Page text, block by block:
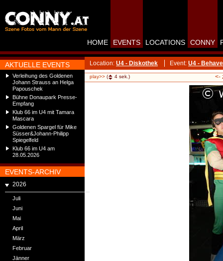
AKTUELLE EVENTS
Verleihung des Goldenen
Johann Strauss an Helga
Papouschek
Bühne Donaupark Presse-
Empfang
Klub 66 im U4 mit Tamara
Mascara
Goldenen Spargel für Mike
Süsser&Johann-Philipp
Spiegelfeld
Klub 66 im U4 am
28.05.2026
EVENTS-ARCHIV
2026
Juli
Juni
Mai
April
März
Februar
Jänner
HOME EVENTS LOCATIONS CONNY
Location: U4 - Diskothek Event: U4 -
play>> ( 4 sek.) <-